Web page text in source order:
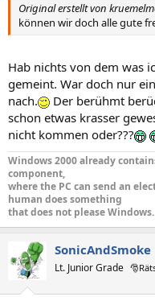
Original erstellt von
können wir doch alle gute
Hab nichts von dem was
gemeint. War doch nur
nach.
Der berühmt
schon etwas krasser
nicht kommen oder???
Windows 2000 already
component,
where the PC can send an
human does something
that does not please
SonicAndSmoke
Lt. Junior Grade